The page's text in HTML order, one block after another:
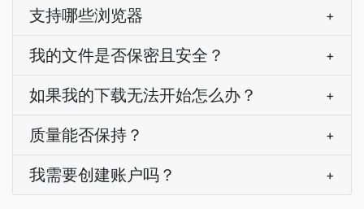
支持哪些浏览器 +
我的文件是否保密且安全？ +
如果我的下载无法开始怎么办？ +
质量能否保持？ +
我需要创建账户吗？ +